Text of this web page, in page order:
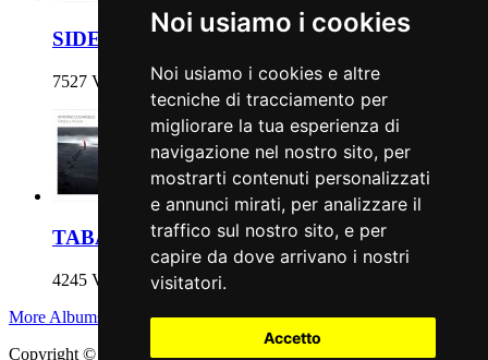
Noi usiamo i cookies
Noi usiamo i cookies e altre
tecniche di tracciamento per
migliorare la tua esperienza di
navigazione nel nostro sito, per
mostrarti contenuti personalizzati
e annunci mirati, per analizzare il
traffico sul nostro sito, e per
capire da dove arrivano i nostri
visitatori.
Accetto
SIDERALIS
7527 Views
TABACO Y AZÚCAR
4245 Views
More Albums
Copyright © 2011 - 2026 adEIdJ - Associazione delle Etichette